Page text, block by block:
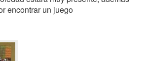
encontrar un juego